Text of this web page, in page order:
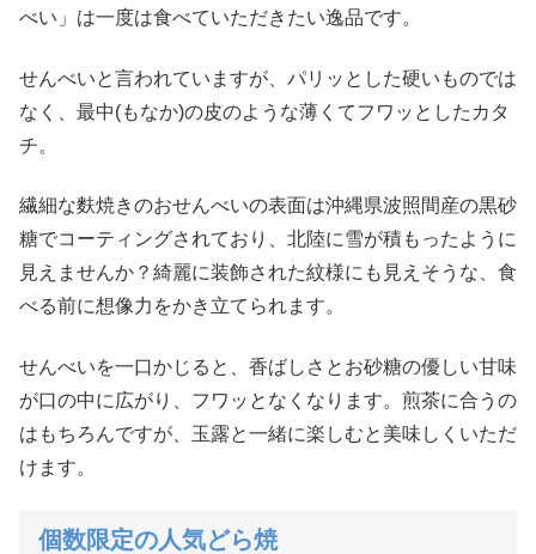
べい」は一度は食べていただきたい逸品です。
せんべいと言われていますが、パリッとした硬いものでは
なく、最中(もなか)の皮のような薄くてフワッとしたカタ
チ。
繊細な麩焼きのおせんべいの表面は沖縄県波照間産の黒砂
糖でコーティングされており、北陸に雪が積もったように
見えませんか？綺麗に装飾された紋様にも見えそうな、食
べる前に想像力をかき立てられます。
せんべいを一口かじると、香ばしさとお砂糖の優しい甘味
が口の中に広がり、フワッとなくなります。煎茶に合うの
はもちろんですが、玉露と一緒に楽しむと美味しくいただ
けます。
個数限定の人気どら焼